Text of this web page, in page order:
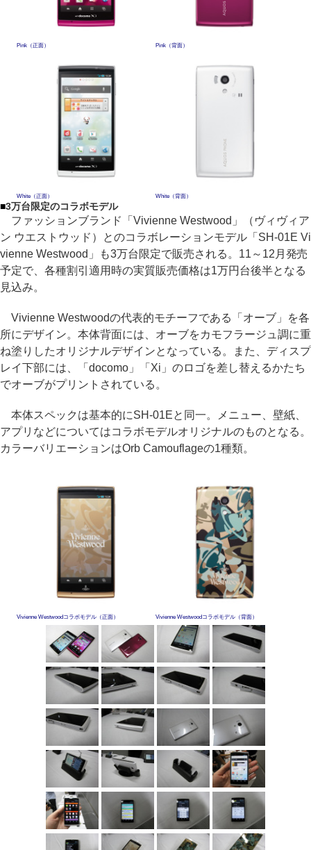
Pink（正面） Pink（背面）
White（正面） White（背面）
■3万台限定のコラボモデル
ファッションブランド「Vivienne Westwood」（ヴィヴィア
ン ウエストウッド）とのコラボレーションモデル「SH-01E Vi
vienne Westwood」も3万台限定で販売される。11～12月発売
予定で、各種割引適用時の実質販売価格は1万円台後半となる
見込み。
Vivienne Westwoodの代表的モチーフである「オーブ」を各
所にデザイン。本体背面には、オーブをカモフラージュ調に重
ね塗りしたオリジナルデザインとなっている。また、ディスプ
レイ下部には、「docomo」「Xi」のロゴを差し替えるかたち
でオーブがプリントされている。
本体スペックは基本的にSH-01Eと同一。メニュー、壁紙、
アプリなどについてはコラボモデルオリジナルのものとなる。
カラーバリエーションはOrb Camouflageの1種類。
Vivienne Westwoodコラボモデル（正面） Vivienne Westwoodコラボモデル（背面）